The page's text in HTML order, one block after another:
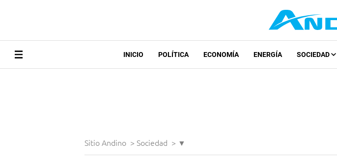
INICIO POLÍTICA ECONOMÍA ENERGÍA SOCIEDAD
Sitio Andino > Sociedad > ▼